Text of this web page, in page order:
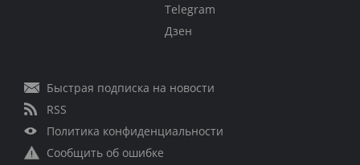
Telegram
Дзен
Быстрая подписка на новости
RSS
Политика конфиденциальности
Сообщить об ошибке